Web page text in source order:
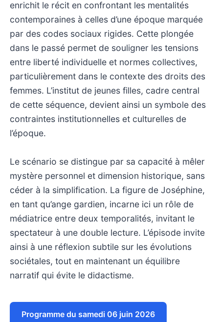
enrichit le récit en confrontant les mentalités
contemporaines à celles d’une époque marquée
par des codes sociaux rigides. Cette plongée
dans le passé permet de souligner les tensions
entre liberté individuelle et normes collectives,
particulièrement dans le contexte des droits des
femmes. L’institut de jeunes filles, cadre central
de cette séquence, devient ainsi un symbole des
contraintes institutionnelles et culturelles de
l’époque.
Le scénario se distingue par sa capacité à mêler
mystère personnel et dimension historique, sans
céder à la simplification. La figure de Joséphine,
en tant qu’ange gardien, incarne ici un rôle de
médiatrice entre deux temporalités, invitant le
spectateur à une double lecture. L’épisode invite
ainsi à une réflexion subtile sur les évolutions
sociétales, tout en maintenant un équilibre
narratif qui évite le didactisme.
Programme du samedi 06 juin 2026